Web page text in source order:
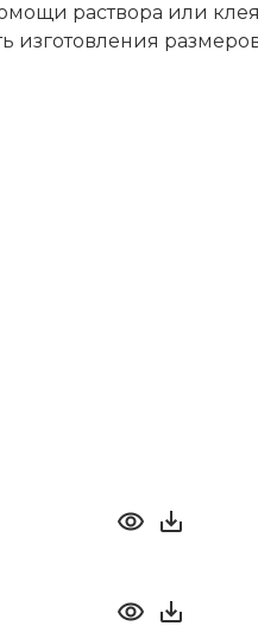
раствора или
изготовления